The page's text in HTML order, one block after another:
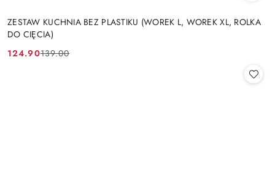
ZESTAW KUCHNIA BEZ PLASTIKU (WOREK L, WOREK XL, ROLKA
DO CIĘCIA)
Cena
124.90
Cena
139.00